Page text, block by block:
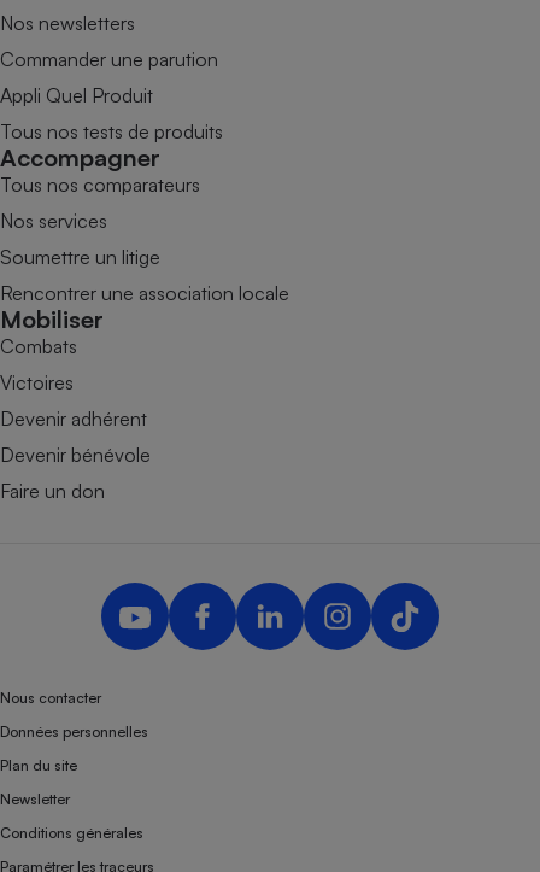
Nos newsletters
Commander une parution
Appli Quel Produit
Tous nos tests de produits
Accompagner
Tous nos comparateurs
Nos services
Soumettre un litige
Rencontrer une association locale
Mobiliser
Combats
Victoires
Devenir adhérent
Devenir bénévole
Faire un don
Nous contacter
Données personnelles
Plan du site
Newsletter
Conditions générales
Paramétrer les traceurs